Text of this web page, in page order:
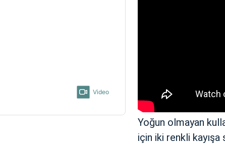
Video
Yoğun olmayan
için iki renkli